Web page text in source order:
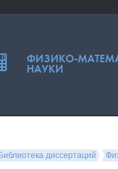
Библиотека диссертаций
ФИЗИКО-
НАУКИ